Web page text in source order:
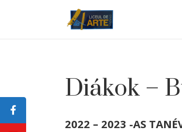
Diákok –
2022 – 2023 -AS